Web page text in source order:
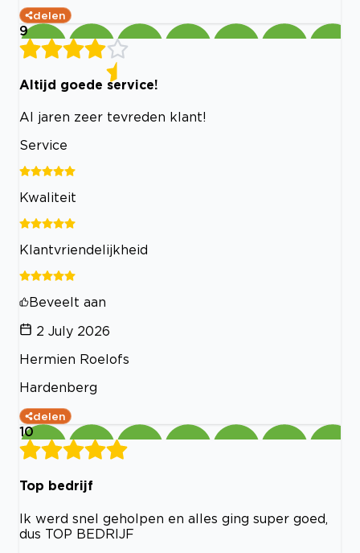
delen
9
Altijd goede service!
Al jaren zeer tevreden klant!
Service
Kwaliteit
Klantvriendelijkheid
Beveelt aan
2 July 2026
Hermien Roelofs
Hardenberg
delen
10
Top bedrijf
Ik werd snel geholpen en alles ging super goed,
dus TOP BEDRIJF